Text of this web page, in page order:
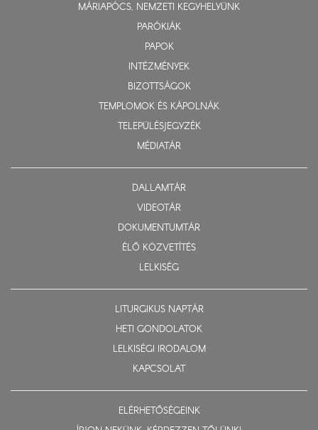
MÁRIAPÓCS, NEMZETI KEGYHELYÜNK
PARÓKIÁK
PAPOK
INTÉZMÉNYEK
BIZOTTSÁGOK
TEMPLOMOK ÉS KÁPOLNÁK
TELEPÜLÉSJEGYZÉK
MÉDIATÁR
DALLAMTÁR
VIDEOTÁR
DOKUMENTUMTÁR
ÉLŐ KÖZVETÍTÉS
LELKISÉG
LITURGIKUS NAPTÁR
HETI GONDOLATOK
LELKISÉGI IRODALOM
KAPCSOLAT
ELÉRHETŐSÉGEINK